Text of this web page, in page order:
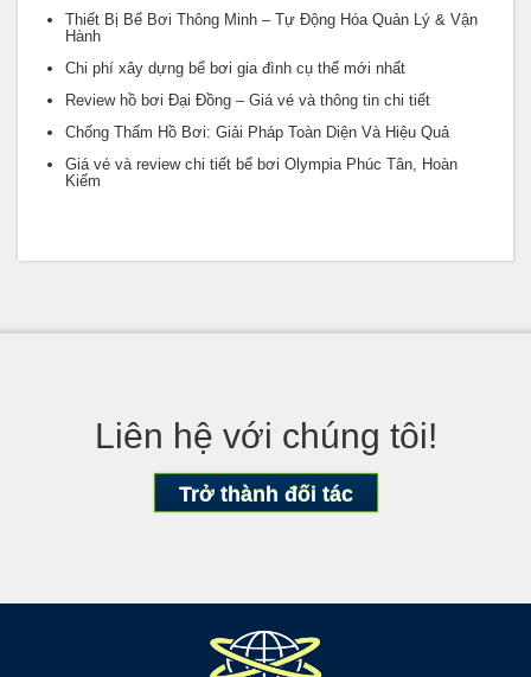
Thiết Bị Bể Bơi Thông Minh – Tự Động Hóa Quản Lý & Vận
Hành
Chi phí xây dựng bể bơi gia đình cụ thể mới nhất
Review hồ bơi Đại Đồng – Giá vé và thông tin chi tiết
Chống Thấm Hồ Bơi: Giải Pháp Toàn Diện Và Hiệu Quả
Giá vé và review chi tiết bể bơi Olympia Phúc Tân, Hoàn
Kiếm
Liên hệ với chúng tôi!
Trở thành đối tác